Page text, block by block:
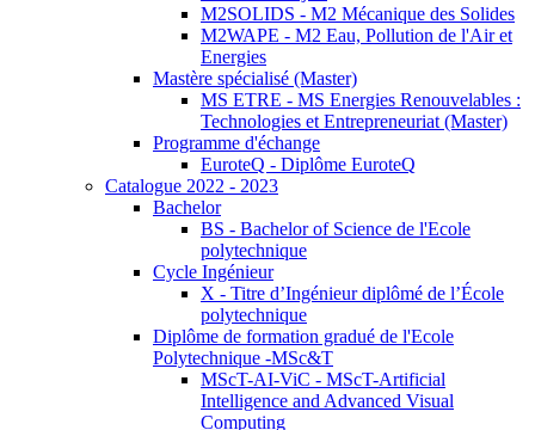
M2SOLIDS - M2 Mécanique des Solides
M2WAPE - M2 Eau, Pollution de l'Air et
Energies
Mastère spécialisé (Master)
MS ETRE - MS Energies Renouvelables :
Technologies et Entrepreneuriat (Master)
Programme d'échange
EuroteQ - Diplôme EuroteQ
Catalogue 2022 - 2023
Bachelor
BS - Bachelor of Science de l'Ecole
polytechnique
Cycle Ingénieur
X - Titre d’Ingénieur diplômé de l’École
polytechnique
Diplôme de formation gradué de l'Ecole
Polytechnique -MSc&T
MScT-AI-ViC - MScT-Artificial
Intelligence and Advanced Visual
Computing